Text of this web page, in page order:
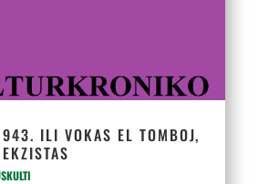
ILI VOKAS EL TOMBOJ,